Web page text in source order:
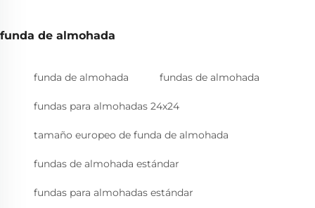
funda de almohada
funda de almohada fundas de almohada
fundas para almohadas 24x24
tamaño europeo de funda de almohada
fundas de almohada estándar
fundas para almohadas estándar